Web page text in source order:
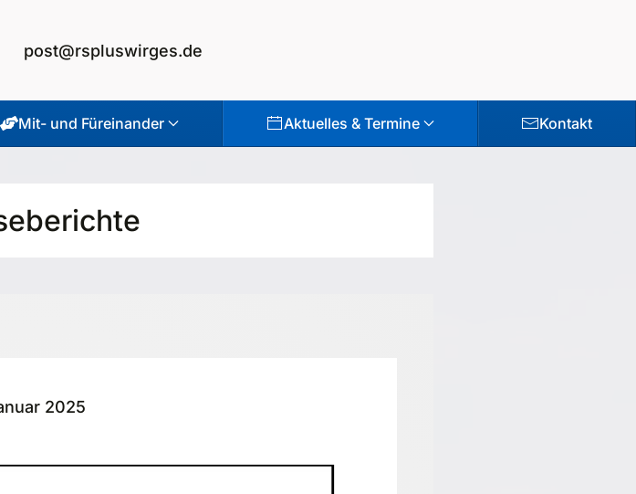
post@rspluswirges.de
Mit- und Füreinander Aktuelles & Termine Kontakt
2025